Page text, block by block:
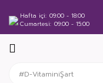
Hafta içi 09:00 - 18:00
Cumartesi 09:00 - 15:00